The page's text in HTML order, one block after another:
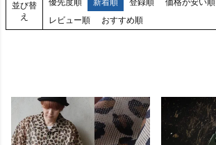
並び替
え
レビュー順
おすすめ順